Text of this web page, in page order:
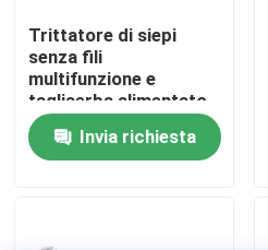
Chiedi un preventivo
Motosega della benzina
Trittatore di siepi
senza fili
multifunzione e
tagliaerba alimentato
da batterie di lunga
durataInvia richiesta